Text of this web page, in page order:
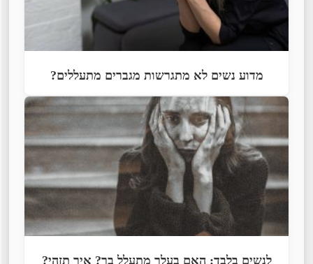
מדוע נשים לא מתגרשות מגברים מתעללים?
לנשים בלבד: האם בעלך מתעלל בך? איך תזהי?